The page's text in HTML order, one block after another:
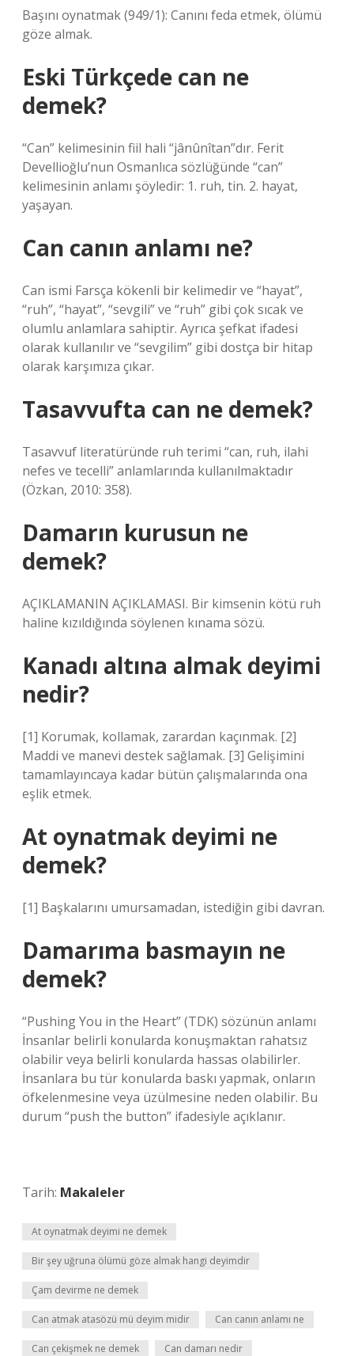
Başını oynatmak (949/1): Canını feda etmek, ölümü
göze almak.
Eski Türkçede can ne
demek?
“Can” kelimesinin fiil hali “jânûnîtan”dır. Ferit
Devellioğlu’nun Osmanlıca sözlüğünde “can”
kelimesinin anlamı şöyledir: 1. ruh, tin. 2. hayat,
yaşayan.
Can canın anlamı ne?
Can ismi Farsça kökenli bir kelimedir ve “hayat”,
“ruh”, “hayat”, “sevgili” ve “ruh” gibi çok sıcak ve
olumlu anlamlara sahiptir. Ayrıca şefkat ifadesi
olarak kullanılır ve “sevgilim” gibi dostça bir hitap
olarak karşımıza çıkar.
Tasavvufta can ne demek?
Tasavvuf literatüründe ruh terimi “can, ruh, ilahi
nefes ve tecelli” anlamlarında kullanılmaktadır
(Özkan, 2010: 358).
Damarın kurusun ne
demek?
AÇIKLAMANIN AÇIKLAMASI. Bir kimsenin kötü ruh
haline kızıldığında söylenen kınama sözü.
Kanadı altına almak deyimi
nedir?
[1] Korumak, kollamak, zarardan kaçınmak. [2]
Maddi ve manevi destek sağlamak. [3] Gelişimini
tamamlayıncaya kadar bütün çalışmalarında ona
eşlik etmek.
At oynatmak deyimi ne
demek?
[1] Başkalarını umursamadan, istediğin gibi davran.
Damarıma basmayın ne
demek?
“Pushing You in the Heart” (TDK) sözünün anlamı
İnsanlar belirli konularda konuşmaktan rahatsız
olabilir veya belirli konularda hassas olabilirler.
İnsanlara bu tür konularda baskı yapmak, onların
öfkelenmesine veya üzülmesine neden olabilir. Bu
durum “push the button” ifadesiyle açıklanır.
Tarih: Makaleler
At oynatmak deyimi ne demek
Bir şey uğruna ölümü göze almak hangi deyimdir
Çam devirme ne demek
Can atmak atasözü mü deyim midir Can canın anlamı ne
Can çekişmek ne demek Can damarı nedir